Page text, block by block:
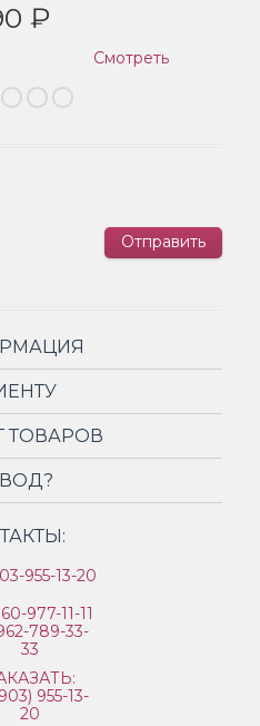
₽
Смотреть
Отправить
ТОВАРОВ
955-13-20
977-11-11
789-33-
33
955-13-
20